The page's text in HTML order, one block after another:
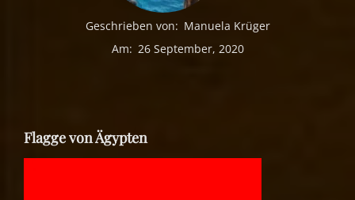
Geschrieben von: Manuela Krüger
Am: 26 September, 2020
Flagge von Ägypten